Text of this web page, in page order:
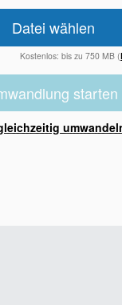
Datei wählen
Kostenlos: bis zu 750 MB (
starten